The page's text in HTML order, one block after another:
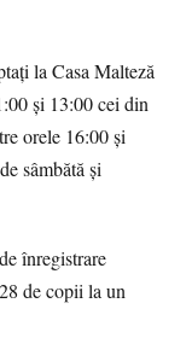
la Casa Malteză
și 13:00 cei din
orele 16:00 și
sâmbătă și
înregistrare
de copii la un